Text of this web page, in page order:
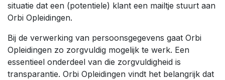
situatie dat een (potentiele) klant een mailtje stuurt aan
Orbi Opleidingen.
Bij de verwerking van persoonsgegevens gaat Orbi
Opleidingen zo zorgvuldig mogelijk te werk. Een
essentieel onderdeel van die zorgvuldigheid is
transparantie. Orbi Opleidingen vindt het belangrijk dat